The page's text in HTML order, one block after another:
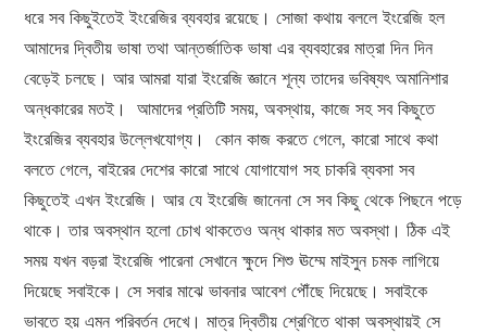
ধরে সব কিছুইতেই ইংরেজির ব্যবহার রয়েছে। সোজা কথায় বললে ইংরেজি হল
আমাদের দ্বিতীয় ভাষা তথা আন্তর্জাতিক ভাষা এর ব্যবহারের মাত্রা দিন দিন
বেড়েই চলছে। আর আমরা যারা ইংরেজি জ্ঞানে শূন্য তাদের ভবিষ্যৎ অমানিশার
অন্ধকারের মতই। আমাদের প্রতিটি সময়, অবস্থায়, কাজে সহ সব কিছুতে
ইংরেজির ব্যবহার উল্লেখযোগ্য। কোন কাজ করতে গেলে, কারো সাথে কথা
বলতে গেলে, বাইরের দেশের কারো সাথে যোগাযোগ সহ চাকরি ব্যবসা সব
কিছুতেই এখন ইংরেজি। আর যে ইংরেজি জানেনা সে সব কিছু থেকে পিছনে পড়ে
থাকে। তার অবস্থান হলো চোখ থাকতেও অন্ধ থাকার মত অবস্থা। ঠিক এই
সময় যখন বড়রা ইংরেজি পারেনা সেখানে ক্ষুদে শিশু ঊম্মে মাইসুন চমক লাগিয়ে
দিয়েছে সবাইকে। সে সবার মাঝে ভাবনার আবেশ পৌঁছে দিয়েছে। সবাইকে
ভাবতে হয় এমন পরিবর্তন দেখে। মাত্র দ্বিতীয় শ্রেণিতে থাকা অবস্থায়ই সে